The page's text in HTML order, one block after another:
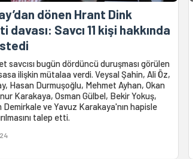
dönen Hrant Dink
davası: Savcı 11 kişi hakkında
savcısı bugün dördüncü duruşması görülen
ilişkin mütalaa verdi. Veysal Şahin, Ali Öz,
Hasan Durmuşoğlu, Mehmet Ayhan, Okan
Karakaya, Osman Gülbel, Bekir Yokuş,
Demirkale ve Yavuz Karakaya'nın hapisle
talep etti.